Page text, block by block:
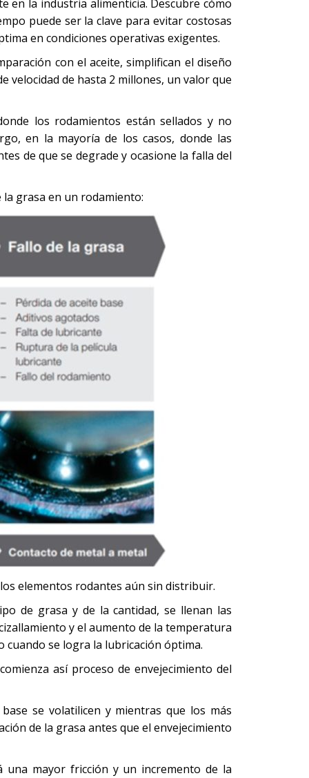
en la industria alimenticia. Descubre cómo
puede ser la clave para evitar costosas
en condiciones operativas exigentes.
con el aceite, simplifican el diseño
velocidad de hasta 2 millones, un valor que
los rodamientos están sellados y no
en la mayoría de los casos, donde las
de que se degrade y ocasione la falla del
grasa en un rodamiento:
elementos rodantes aún sin distribuir.
de grasa y de la cantidad, se llenan las
y el aumento de la temperatura
cuando se logra la lubricación óptima.
así proceso de envejecimiento del
se volatilicen y mientras que los más
de la grasa antes que el envejecimiento
una mayor fricción y un incremento de la